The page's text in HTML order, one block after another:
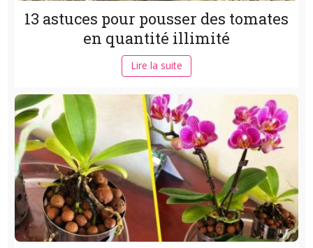
13 astuces pour pousser des tomates
en quantité illimité
Lire la suite